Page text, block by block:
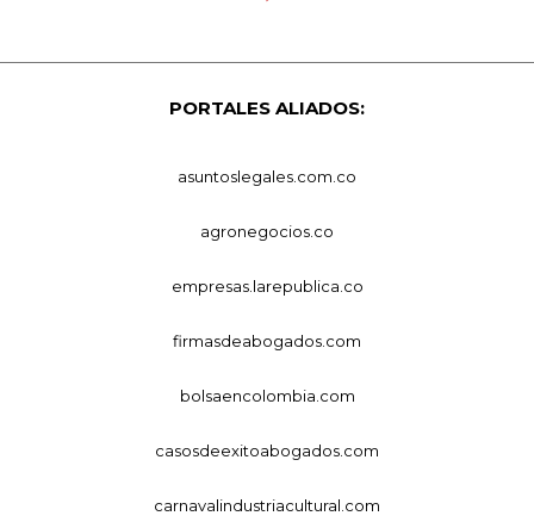
PORTALES ALIADOS:
asuntoslegales.com.co
agronegocios.co
empresas.larepublica.co
firmasdeabogados.com
bolsaencolombia.com
casosdeexitoabogados.com
carnavalindustriacultural.com